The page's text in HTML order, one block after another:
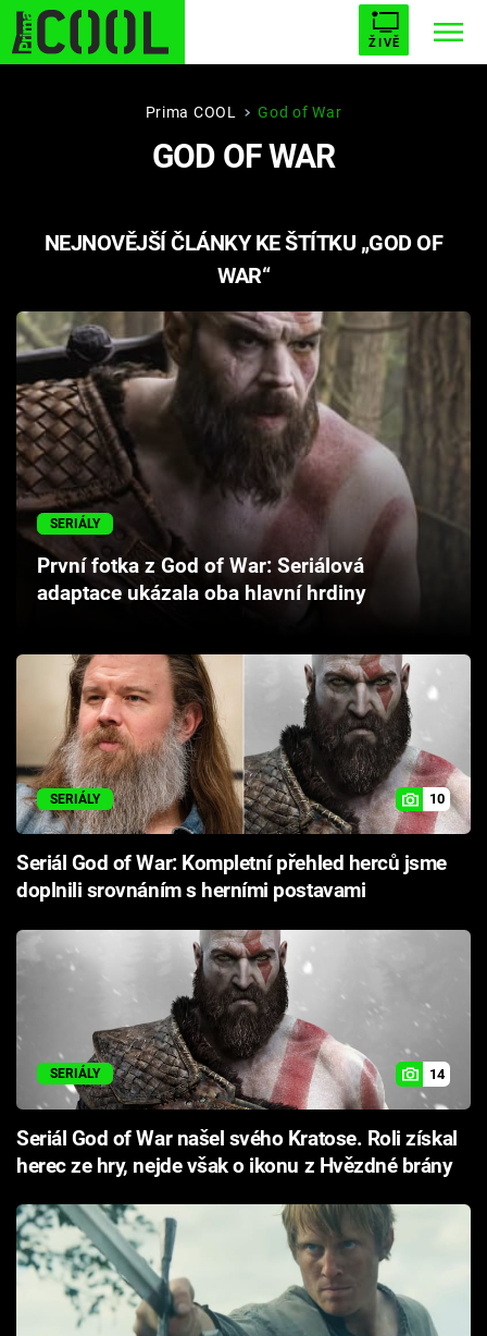
ŽIVĚ
STARHOUSE BUFFY, PŘEMOŽITELKA UPÍRŮ
PLNEJ KOTEL AVENGERS 5
Filmy
Seriály
Hry
Cool Esport
Pořady
Sledujte prima+
Přihlášení
Sledujte nás
Prima COOL God of War
GOD OF WAR
NEJNOVĚJŠÍ ČLÁNKY KE ŠTÍTKU „GOD OF
WAR“
SERIÁLY
První fotka z God of War: Seriálová
adaptace ukázala oba hlavní hrdiny
SERIÁLY 10
Seriál God of War: Kompletní přehled herců jsme
doplnili srovnáním s herními postavami
SERIÁLY 14
Seriál God of War našel svého Kratose. Roli získal
herec ze hry, nejde však o ikonu z Hvězdné brány